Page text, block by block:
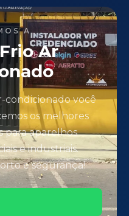
A
Ar
condicionado você
os melhores
para aparelhos
e industriais.
e segurança!